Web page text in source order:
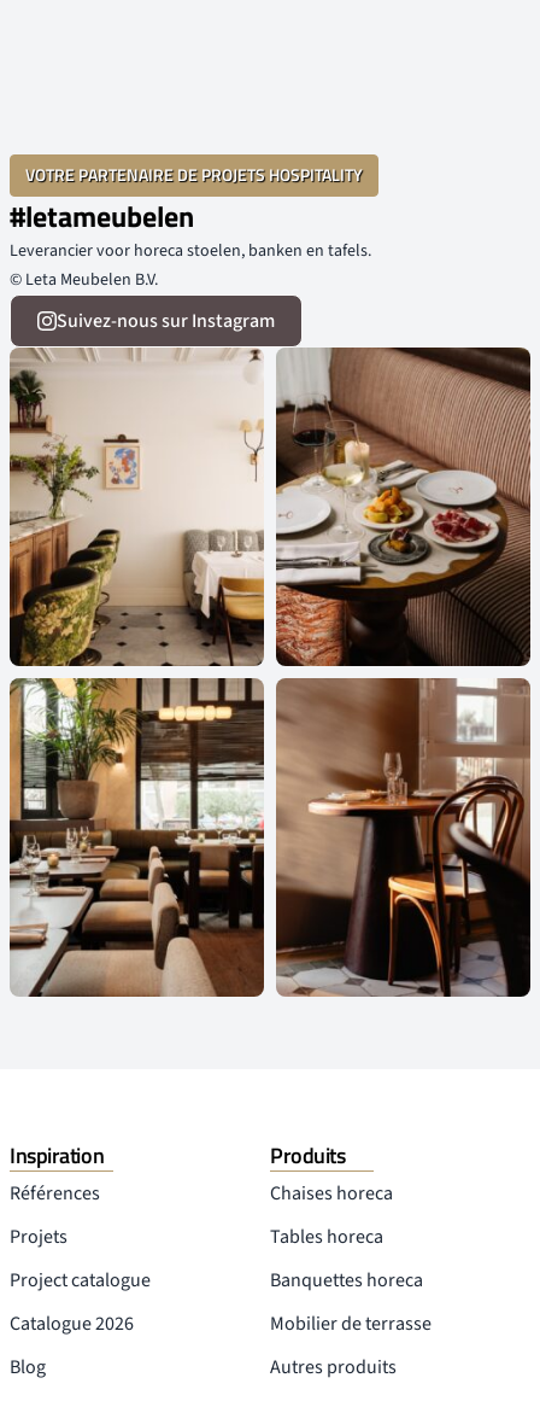
VOTRE PARTENAIRE DE PROJETS HOSPITALITY
#letameubelen
Leverancier voor horeca stoelen, banken en tafels.
© Leta Meubelen B.V.
Suivez-nous sur Instagram
Inspiration
Références
Projets
Project catalogue
Catalogue 2026
Blog
Produits
Chaises horeca
Tables horeca
Banquettes horeca
Mobilier de terrasse
Autres produits